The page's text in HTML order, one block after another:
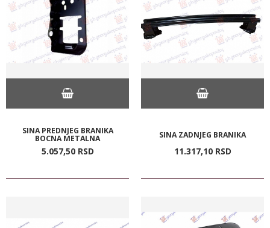
SINA PREDNJEG BRANIKA
BOCNA METALNA
5.057,50 RSD
SINA ZADNJEG BRANIKA
11.317,10 RSD